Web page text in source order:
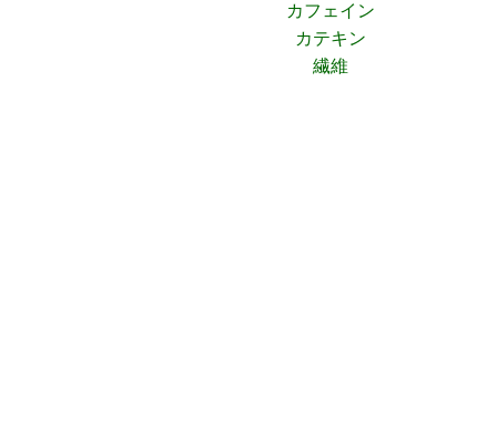
カフェイン
カテキン
繊維